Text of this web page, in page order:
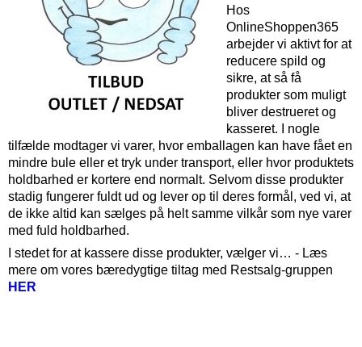
Hos
OnlineShoppen365
arbejder vi aktivt for at
reducere spild og
sikre, at så få
produkter som muligt
bliver destrueret og
kasseret. I nogle
tilfælde modtager vi varer, hvor emballagen kan have fået en
mindre bule eller et tryk under transport, eller hvor produktets
holdbarhed er kortere end normalt. Selvom disse produkter
stadig fungerer fuldt ud og lever op til deres formål, ved vi, at
de ikke altid kan sælges på helt samme vilkår som nye varer
med fuld holdbarhed.
I stedet for at kassere disse produkter, vælger vi… - Læs
mere om vores bæredygtige tiltag med Restsalg-gruppen
HER